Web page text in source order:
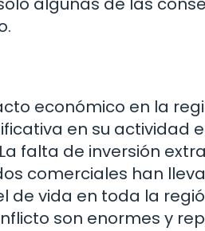
económico en la
en su actividad
falta de inversión
comerciales han
de vida en toda la
son enormes y